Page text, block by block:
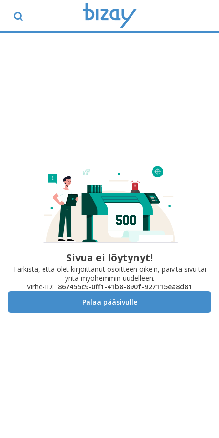
Sivua ei löytynyt!
Tarkista, että olet kirjoittanut osoitteen oikein, päivitä sivu tai
yritä myöhemmin uudelleen.
Virhe-ID: 867455c9-0ff1-41b8-890f-927115ea8d81